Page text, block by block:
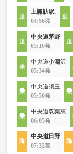
上諏訪駅.
04:56発
中央道茅野
05:16発
中央道小淵沢
05:34発
中央道須玉
05:50発
中央道双葉東
06:05発
中央道日野
07:32着